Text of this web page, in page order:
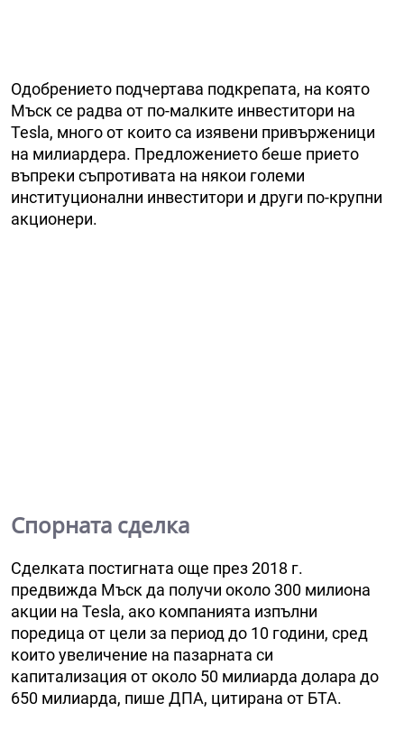
Одобрението подчертава подкрепата, на която
Мъск се радва от по-малките инвеститори на
Tesla, много от които са изявени привърженици
на милиардера. Предложението беше прието
въпреки съпротивата на някои големи
институционални инвеститори и други по-крупни
акционери.
Спорната сделка
Сделката постигната още през 2018 г.
предвижда Мъск да получи около 300 милиона
акции на Tesla, ако компанията изпълни
поредица от цели за период до 10 години, сред
които увеличение на пазарната си
капитализация от около 50 милиарда долара до
650 милиарда, пише ДПА, цитирана от БТА.